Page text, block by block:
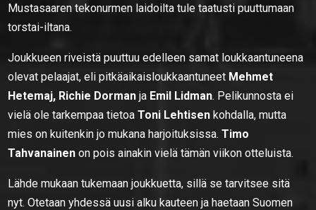
Mustasaaren tekonurmen laidoilta tule taatusti puuttumaan
torstai-iltana.
Joukkueen riveistä puuttuu edelleen samat loukkaantuneena
olevat pelaajat, eli pitkäaikaisloukkaantuneet Mehmet
Hetemaj, Richie Dorman ja Emil Lidman. Pelikunnosta ei
vielä ole tarkempaa tietoaToni Lehtisen kohdalla, mutta
mies on kuitenkin jo mukana harjoituksissa.Timo
Tahvanainen on pois ainakin vielä tämän viikon otteluista.
Lähde mukaan tukemaan joukkuetta, sillä se tarvitsee sitä
nyt. Otetaan yhdessä uusi alku kauteen ja haetaan Suomen